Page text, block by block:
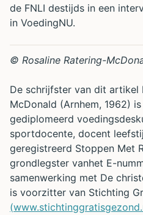
de FNLI destijds in een
in VoedingNU.
© Rosaline Ratering-
De schrijfster van dit artikel
McDonald (Arnhem, 1962)
gediplomeerd
sportdocente, docent
geregistreerd Stoppen Met
grondlegster vanhet E-
samenwerking met De
is voorzitter van Stichting
(